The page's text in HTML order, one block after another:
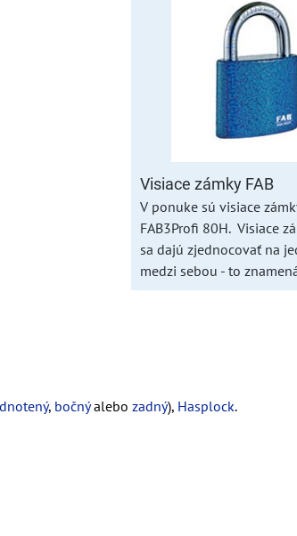
Visiace zámky FAB
V ponuke sú visiace
FAB3Profi 80H. Visiace
sa dajú zjednocovať na
medzi sebou - to
, bočnýalebo zadný), Hasplock.